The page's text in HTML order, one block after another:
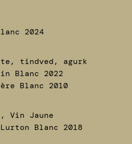
2024
tindved, agurk
Blanc 2022
Blanc 2010
Vin Jaune
Blanc 2018